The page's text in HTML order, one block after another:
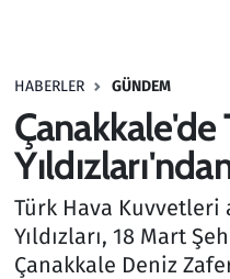
HABERLER GÜNDEM
Çanakkale'de
Türk Hava
Yıldızları, 18 Mart
Çanakkale Deniz
Haber
Kültür Sanat
Kurumsal Haberler
Lezzet Durağı